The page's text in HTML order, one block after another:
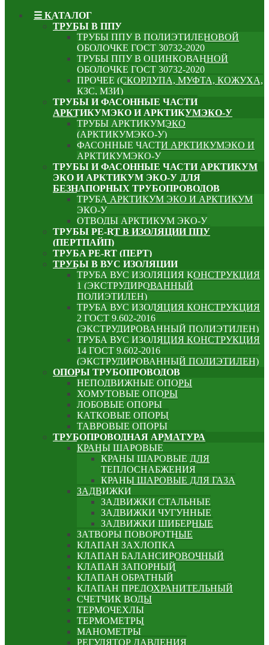
☰ КАТАЛОГ
ТРУБЫ В ППУ
ТРУБЫ ППУ В ПОЛИЭТИЛЕНОВОЙ
ОБОЛОЧКЕ ГОСТ 30732-2020
ТРУБЫ ППУ В ОЦИНКОВАННОЙ
ОБОЛОЧКЕ ГОСТ 30732-2020
ПРОЧЕЕ (СКОРЛУПА, МУФТА, КОЖУХА,
КЗС, МЗИ)
ТРУБЫ И ФАСОННЫЕ ЧАСТИ
АРКТИКУМЭКО И АРКТИКУМЭКО-У
ТРУБЫ АРКТИКУМЭКО
(АРКТИКУМЭКО-У)
ФАСОННЫЕ ЧАСТИ АРКТИКУМЭКО И
АРКТИКУМЭКО-У
ТРУБЫ И ФАСОННЫЕ ЧАСТИ АРКТИКУМ
ЭКО И АРКТИКУМ ЭКО-У ДЛЯ
БЕЗНАПОРНЫХ ТРУБОПРОВОДОВ
ТРУБА АРКТИКУМ ЭКО И АРКТИКУМ
ЭКО-У
ОТВОДЫ АРКТИКУМ ЭКО-У
ТРУБЫ PE-RT В ИЗОЛЯЦИИ ППУ
(ПЕРТПАЙП)
⁠ТРУБA PE-RT (ПЕРТ)
ТРУБЫ В ВУС ИЗОЛЯЦИИ
ТРУБА ВУС ИЗОЛЯЦИЯ КОНСТРУКЦИЯ
1 (ЭКСТРУДИРОВАННЫЙ
ПОЛИЭТИЛЕН)
ТРУБА ВУС ИЗОЛЯЦИЯ КОНСТРУКЦИЯ
2 ГОСТ 9.602-2016
(ЭКСТРУДИРОВАННЫЙ ПОЛИЭТИЛЕН)
ТРУБА ВУС ИЗОЛЯЦИЯ КОНСТРУКЦИЯ
14 ГОСТ 9.602-2016
(ЭКСТРУДИРОВАННЫЙ ПОЛИЭТИЛЕН)
ОПОРЫ ТРУБОПРОВОДОВ
НЕПОДВИЖНЫЕ ОПОРЫ
ХОМУТОВЫЕ ОПОРЫ
ЛОБОВЫЕ ОПОРЫ
КАТКОВЫЕ ОПОРЫ
ТАВРОВЫЕ ОПОРЫ
ТРУБОПРОВОДНАЯ АРМАТУРА
КРАНЫ ШАРОВЫЕ
КРАНЫ ШАРОВЫЕ ДЛЯ
ТЕПЛОСНАБЖЕНИЯ
КРАНЫ ШАРОВЫЕ ДЛЯ ГАЗА
ЗАДВИЖКИ
ЗАДВИЖКИ СТАЛЬНЫЕ
ЗАДВИЖКИ ЧУГУННЫЕ
ЗАДВИЖКИ ШИБЕРНЫЕ
ЗАТВОРЫ ПОВОРОТНЫЕ
КЛАПАН ЗАХЛОПКА
КЛАПАН БАЛАНСИРОВОЧНЫЙ
КЛАПАН ЗАПОРНЫЙ
КЛАПАН ОБРАТНЫЙ
КЛАПАН ПРЕДОХРАНИТЕЛЬНЫЙ
СЧЕТЧИК ВОДЫ
ТЕРМОЧЕХЛЫ
ТЕРМОМЕТРЫ
МАНОМЕТРЫ
РЕГУЛЯТОР ДАВЛЕНИЯ